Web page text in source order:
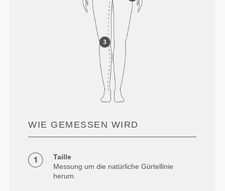
WIE GEMESSEN WIRD
Taille
Messung um die natürliche Gürtellinie
herum.